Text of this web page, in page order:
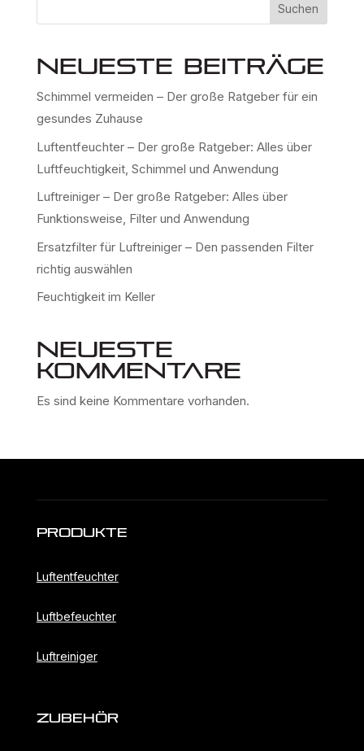
Suchen
Neueste Beiträge
Schimmel vermeiden – Der große Ratgeber für ein
gesundes Zuhause
Luftentfeuchter – Der große Ratgeber: Alles über
Luftfeuchtigkeit, Schimmel und Anwendung
Luftreiniger – Der große Ratgeber: Alles über
Funktionsweise, Filter und Anwendung
Ersatzfilter für Luftreiniger – Den passenden Filter
richtig auswählen
Feuchtigkeit im Keller
Neueste
Kommentare
Es sind keine Kommentare vorhanden.
Produkte
Luftentfeuchter
Luftbefeuchter
Luftreiniger
ZubehöR